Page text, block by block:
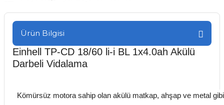
Ürün Bilgisi
Einhell TP-CD 18/60 li-i BL 1x4.0ah Akülü
Darbeli Vidalama
Kömürsüz motora sahip olan akülü matkap, ahşap ve metal